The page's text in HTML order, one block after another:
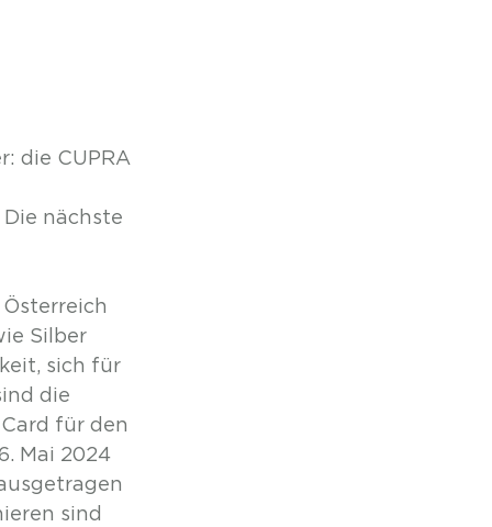
die CUPRA
Die nächste
Silber
sich für
die
für den
Mai 2024
sind